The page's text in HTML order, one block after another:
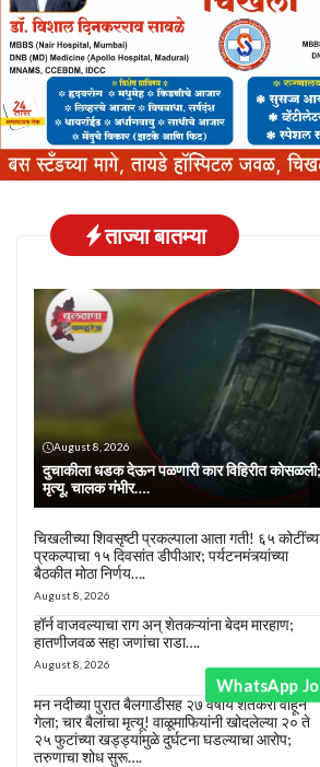
ताज्या बातम्या
August 8, 2026
दुचाकीला धडक देऊन पळणारी कार विहिरीत कोसळली;
मृत्यू, चालक गंभीर….
चिखलीच्या शिवसृष्टी प्रकल्पाला आता गती! ६५
प्रकल्पाचा १५ दिवसांत डीपीआर; पर्यटनमंत्र्यांच्या
बैठकीत मोठा निर्णय….
August 8, 2026
हॉर्न वाजवल्याचा राग अन् शेतकऱ्यांना बेदम मारहाण;
हातणीजवळ सहा जणांचा राडा….
August 8, 2026
मन नदीच्या पुरात बैलगाडीसह २७ वर्षीय शेतकरी वाहून
गेला; चार बैलांचा मृत्यू! वाळूमाफियांनी खोदलेल्या २० ते
२५ फुटांच्या खड्ड्यांमुळे दुर्घटना घडल्याचा आरोप;
तरुणाचा शोध सुरू….
WhatsApp